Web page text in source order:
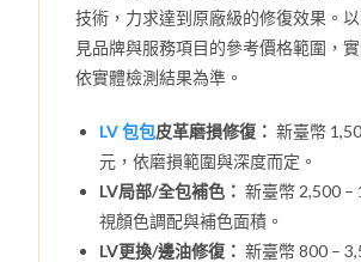
技術，力求達到原廠級的修復效果。
見品牌與服務項目的參考價格範圍，
依實體檢測結果為準。
LV 包包皮革磨損修復： 新臺幣
元，依磨損範圍與深度而定。
LV局部/全包補色： 新臺幣 2,500 –
視顏色調配與補色面積。
LV更換/邊油修復： 新臺幣 800 –